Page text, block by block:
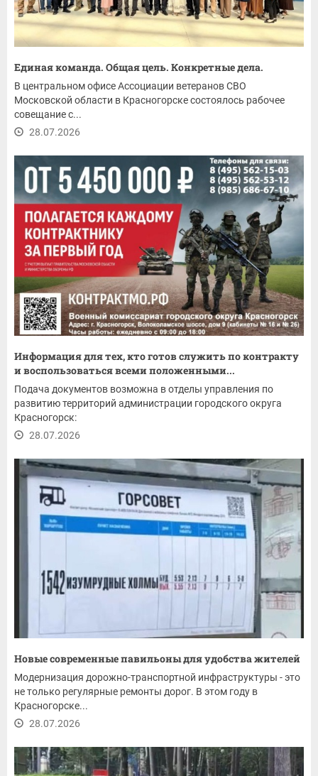
Единая команда. Общая цель. Конкретные дела.
В центральном офисе Ассоциации ветеранов СВО
Московской области в Красногорске состоялось рабочее
совещание с...
28.07.2026
Информация для тех, кто готов служить по контракту
и воспользоваться всеми положенными...
Подача документов возможна в отделы управления по
развитию территорий администрации городского округа
Красногорск:
28.07.2026
Новые современные павильоны для удобства жителей
Модернизация дорожно-транспортной инфраструктуры - это
не только регулярные ремонты дорог. В этом году в
Красногорске...
28.07.2026